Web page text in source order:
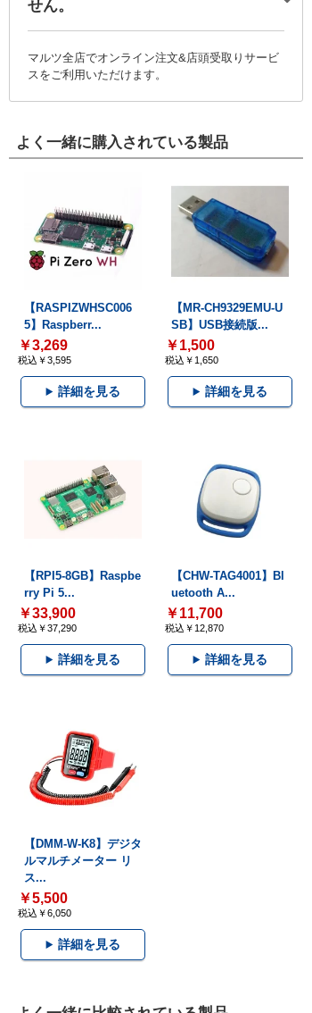
せん。
マルツ全店でオンライン注文&店頭受取りサービ
スをご利用いただけます。
よく一緒に購入されている製品
【RASPIZWHSC006
5】Raspberr...
￥3,269
税込￥3,595
詳細を見る
【MR-CH9329EMU-U
SB】USB接続版...
￥1,500
税込￥1,650
詳細を見る
【RPI5-8GB】Raspbe
rry Pi 5...
￥33,900
税込￥37,290
詳細を見る
【CHW-TAG4001】Bl
uetooth A...
￥11,700
税込￥12,870
詳細を見る
【DMM-W-K8】デジタ
ルマルチメーター リ
ス...
￥5,500
税込￥6,050
詳細を見る